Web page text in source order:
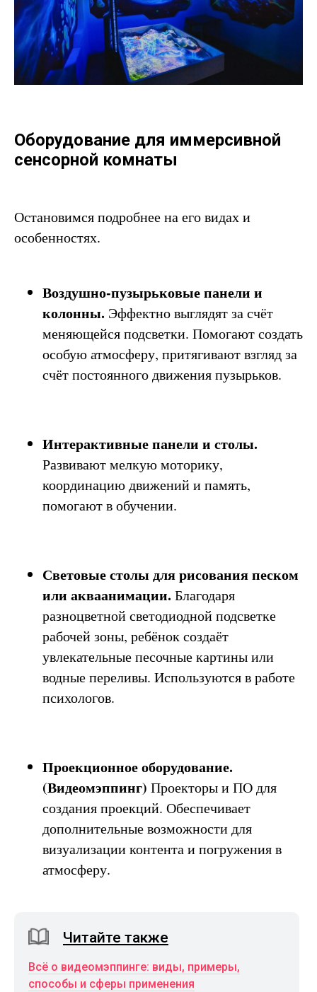
Оборудование для иммерсивной
сенсорной комнаты
Остановимся подробнее на его видах и
особенностях.
Воздушно-пузырьковые панели и
колонны. Эффектно выглядят за счёт
меняющейся подсветки. Помогают создать
особую атмосферу, притягивают взгляд за
счёт постоянного движения пузырьков.
Интерактивные панели и столы.
Развивают мелкую моторику,
координацию движений и память,
помогают в обучении.
Световые столы для рисования песком
или акваанимации. Благодаря
разноцветной светодиодной подсветке
рабочей зоны, ребёнок создаёт
увлекательные песочные картины или
водные переливы. Используются в работе
психологов.
Проекционное оборудование.
(Видеомэппинг) Проекторы и ПО для
создания проекций. Обеспечивает
дополнительные возможности для
визуализации контента и погружения в
атмосферу.
Читайте также
Всё о видеомэппинге: виды, примеры,
способы и сферы применения